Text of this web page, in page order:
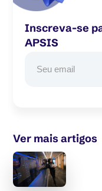
Inscreva-se
APSIS
Ver mais artigos